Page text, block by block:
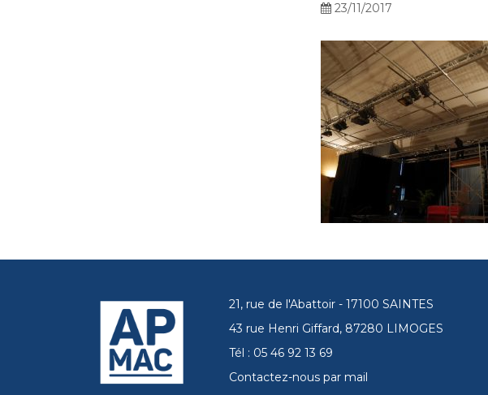
23/11/2017
21, rue de l'Abattoir - 17100 SAINTES
43 rue Henri Giffard, 87280 LIMOGES
Tél : 05 46 92 13 69
Contactez-nous par mail